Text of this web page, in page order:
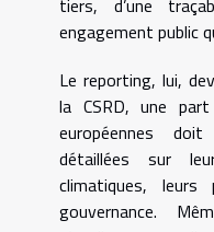
engagement public
Le reporting, lui,
la CSRD, une
européennes
détaillées sur
climatiques,
gouvernance.